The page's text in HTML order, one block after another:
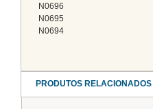
N0696
N0695
N0694
PRODUTOS RELACIONADOS